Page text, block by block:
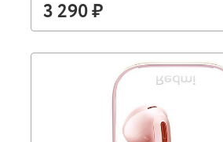
3 290 ₽